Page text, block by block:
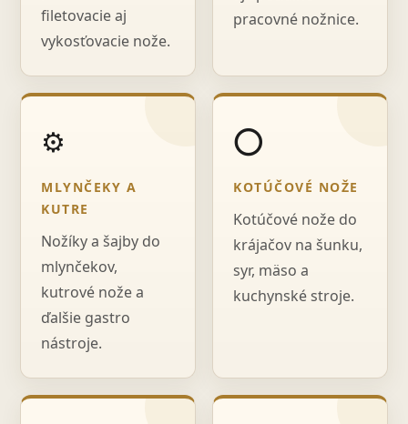
filetovacie aj
vykosťovacie nože.
pracovné nožnice.
⚙️
MLYNČEKY A
KUTRE
Nožíky a šajby do
mlynčekov,
kutrové nože a
ďalšie gastro
nástroje.
⭕
KOTÚČOVÉ NOŽE
Kotúčové nože do
krájačov na šunku,
syr, mäso a
kuchynské stroje.